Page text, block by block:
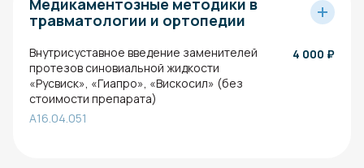
Медикаментозные методики в
травматологии и ортопедии
Внутрисуставное введение заменителей
протезов синовиальной жидкости
«Русвиск», «Гиапро», «Вискосил» (без
стоимости препарата)
A16.04.051
4 000 ₽